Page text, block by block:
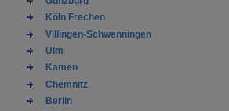
Köln Frechen
Villingen-Schwenningen
Ulm
Kamen
Chemnitz
Berlin